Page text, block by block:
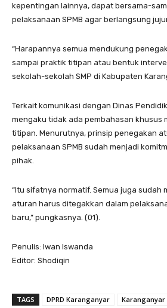
kepentingan lainnya, dapat bersama-
pelaksanaan SPMB agar berlangsung
“Harapannya semua mendukung
sampai praktik titipan atau bentuk
sekolah-sekolah SMP di Kabupaten
Terkait komunikasi dengan Dinas
mengaku tidak ada pembahasan khusus
titipan. Menurutnya, prinsip penegakan
pelaksanaan SPMB sudah menjadi
pihak.
“Itu sifatnya normatif. Semua juga sudah
aturan harus ditegakkan dalam
baru,” pungkasnya. (01).
Penulis: Iwan Iswanda
Editor: Shodiqin
TAGS DPRD Karanganyar Karanganyar